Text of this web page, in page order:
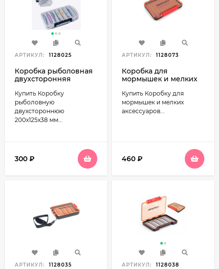
АРТИКУЛ: 1128025
Коробка рыболовная
двухсторонняя
Hard Lures Special
Купить Коробку
рыболовную
двухстороннюю
200x125x38 мм...
300 ₽
АРТИКУЛ: 1128073
Коробка для
мормышек и мелких
137x95x16мм типB
Namazu Slim Box N-
BOX37
Купить Коробку для
мормышек и мелких
аксессуаров...
460 ₽
АРТИКУЛ: 1128035 АРТИКУЛ: 1128038